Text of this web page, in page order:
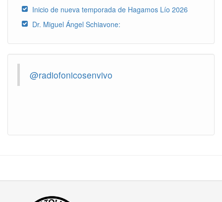
Inicio de nueva temporada de Hagamos Lío 2026
Dr. Miguel Ángel Schiavone:
@radiofonicosenvivo